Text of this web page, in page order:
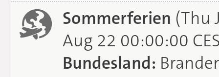
Sommerferien (Thu
Aug 22 00:00:00
Bundesland: